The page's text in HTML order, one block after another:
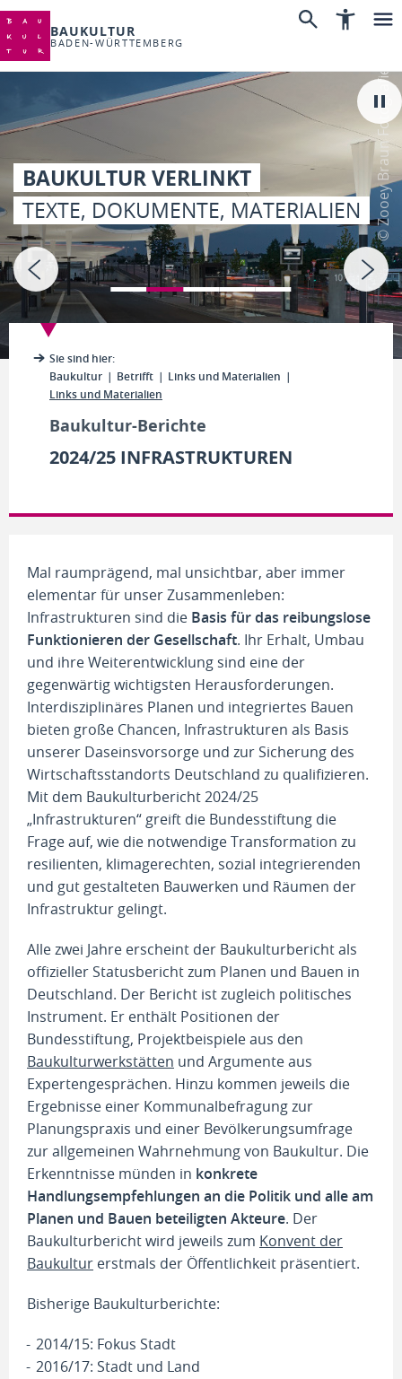
BAUKULTUR
BADEN-WÜRTTEMBERG
BAUKULTUR VERLINKT
TEXTE, DOKUMENTE, MATERIALIEN © Zooey Braun Fotografie
Sie sind hier:
Baukultur
Betrifft
Links und Materialien
Links und Materialien
Baukultur-Berichte
2024/25 INFRASTRUKTUREN
Mal raumprägend, mal unsichtbar, aber immer
elementar für unser Zusammenleben:
Infrastrukturen sind die Basis für das reibungslose
Funktionieren der Gesellschaft. Ihr Erhalt, Umbau
und ihre Weiterentwicklung sind eine der
gegenwärtig wichtigsten Herausforderungen.
Interdisziplinäres Planen und integriertes Bauen
bieten große Chancen, Infrastrukturen als Basis
unserer Daseinsvorsorge und zur Sicherung des
Wirtschaftsstandorts Deutschland zu qualifizieren.
Mit dem Baukulturbericht 2024/25
„Infrastrukturen“ greift die Bundesstiftung die
Frage auf, wie die notwendige Transformation zu
resilienten, klimagerechten, sozial integrierenden
und gut gestalteten Bauwerken und Räumen der
Infrastruktur gelingt.
Alle zwei Jahre erscheint der Baukulturbericht als
offizieller Statusbericht zum Planen und Bauen in
Deutschland. Der Bericht ist zugleich politisches
Instrument. Er enthält Positionen der
Bundesstiftung, Projektbeispiele aus den
Baukulturwerkstätten und Argumente aus
Expertengesprächen. Hinzu kommen jeweils die
Ergebnisse einer Kommunalbefragung zur
Planungspraxis und einer Bevölkerungsumfrage
zur allgemeinen Wahrnehmung von Baukultur. Die
Erkenntnisse münden in konkrete
Handlungsempfehlungen an die Politik und alle am
Planen und Bauen beteiligten Akteure. Der
Baukulturbericht wird jeweils zum Konvent der
Baukultur erstmals der Öffentlichkeit präsentiert.
Bisherige Baukulturberichte:
2014/15: Fokus Stadt
2016/17: Stadt und Land